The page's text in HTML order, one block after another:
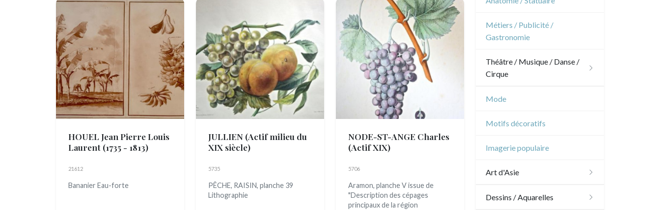
HOUEL Jean Pierre Louis
Laurent (1735 - 1813)
21612
Bananier Eau-forte
JULLIEN (Actif milieu du
XIX siècle)
5735
PÊCHE, RAISIN, planche 39
Lithographie
NODE-ST-ANGE Charles
(Actif XIX)
5706
Aramon, planche V issue de
"Description des cépages
principaux de la région
Océanie
Pôles Nord/Sud
Napoléon et Empire
Métiers / Publicité /
Gastronomie
Théâtre / Musique / Danse /
Cirque
Théâtre
Mode
Motifs décoratifs
Imagerie populaire
Art d'Asie
Dessins japonais
Dessins / Aquarelles